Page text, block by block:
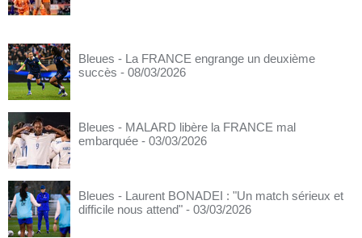
Bleues - La FRANCE engrange un deuxième
succès - 08/03/2026
Bleues - MALARD libère la FRANCE mal
embarquée - 03/03/2026
Bleues - Laurent BONADEI : "Un match sérieux et
difficile nous attend" - 03/03/2026